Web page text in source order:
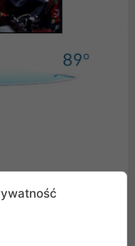
dostosowanie